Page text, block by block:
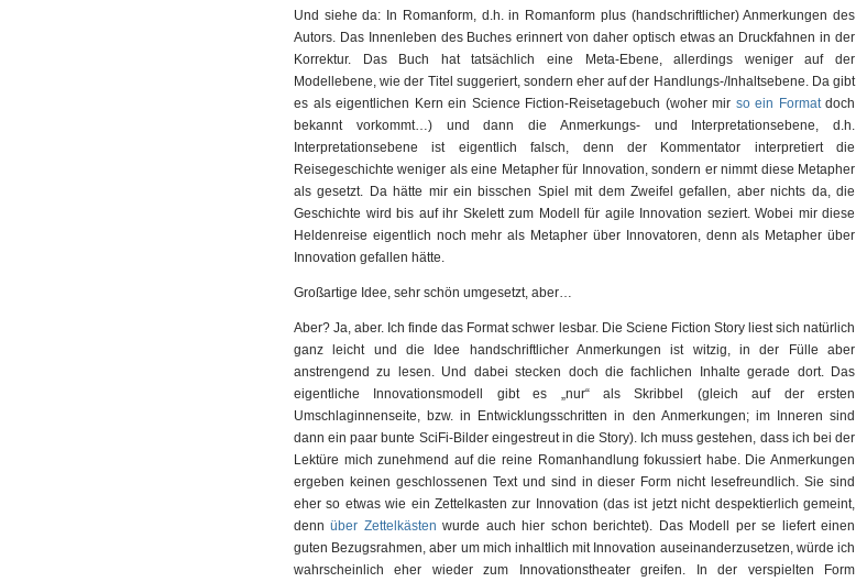
Und siehe da: In Romanform, d.h. in Romanform plus (handschriftlicher) Anmerkungen des
Autors. Das Innenleben des Buches erinnert von daher optisch etwas an Druckfahnen in der
Korrektur. Das Buch hat tatsächlich eine Meta-Ebene, allerdings weniger auf der
Modellebene, wie der Titel suggeriert, sondern eher auf der Handlungs-/Inhaltsebene. Da gibt
es als eigentlichen Kern ein Science Fiction-Reisetagebuch (woher mir so ein Formatdoch
bekannt vorkommt…) und dann die Anmerkungs- und Interpretationsebene, d.h.
Interpretationsebene ist eigentlich falsch, denn der Kommentator interpretiert die
Reisegeschichte weniger als eine Metapher für Innovation, sondern er nimmt diese Metapher
als gesetzt. Da hätte mir ein bisschen Spiel mit dem Zweifel gefallen, aber nichts da, die
Geschichte wird bis auf ihr Skelett zum Modell für agile Innovation seziert. Wobei mir diese
Heldenreise eigentlich noch mehr als Metapher über Innovatoren, denn als Metapher über
Innovation gefallen hätte.
Großartige Idee, sehr schön umgesetzt, aber…
Aber? Ja, aber. Ich finde das Format schwer lesbar. Die Sciene Fiction Story liest sich natürlich
ganz leicht und die Idee handschriftlicher Anmerkungen ist witzig, in der Fülle aber
anstrengend zu lesen. Und dabei stecken doch die fachlichen Inhalte gerade dort. Das
eigentliche Innovationsmodell gibt es „nur“ als Skribbel (gleich auf der ersten
Umschlaginnenseite, bzw. in Entwicklungsschritten in den Anmerkungen; im Inneren sind
dann ein paar bunte SciFi-Bilder eingestreut in die Story). Ich muss gestehen, dass ich bei der
Lektüre mich zunehmend auf die reine Romanhandlung fokussiert habe. Die Anmerkungen
ergeben keinen geschlossenen Text und sind in dieser Form nicht lesefreundlich. Sie sind
eher so etwas wie ein Zettelkasten zur Innovation (das ist jetzt nicht despektierlich gemeint,
dennüber Zettelkästen wurde auch hier schon berichtet). Das Modell per se liefert einen
guten Bezugsrahmen, aber um mich inhaltlich mit Innovation auseinanderzusetzen, würde ich
wahrscheinlich eher wieder zum Innovationstheater greifen. In der verspielten Form